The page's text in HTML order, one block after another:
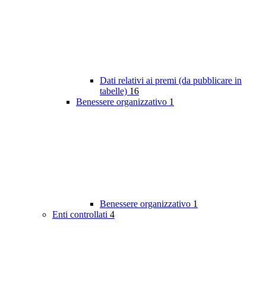
Dati relativi ai premi (da pubblicare in
tabelle) 16
Benessere organizzativo 1
Benessere organizzativo 1
Enti controllati 4